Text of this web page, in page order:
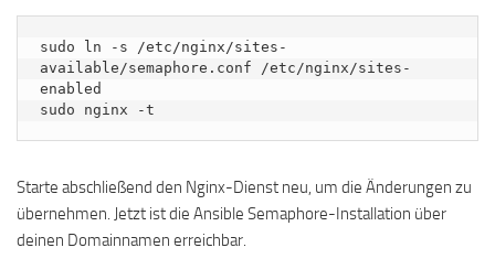
sudo ln -s /etc/nginx/sites-
available/semaphore.conf /etc/nginx/sites-
enabled
sudo nginx -t
Starte abschließend den Nginx-Dienst neu, um die Änderungen zu
übernehmen. Jetzt ist die Ansible Semaphore-Installation über
deinen Domainnamen erreichbar.